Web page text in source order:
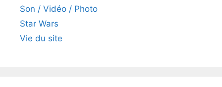
Son / Vidéo / Photo
Star Wars
Vie du site